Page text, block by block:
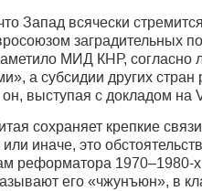
Запад всячески
заградительных
МИД КНР,
а субсидии других
выступая с докладом на
сохраняет крепкие
иначе, это
реформатора 1970–1980-
его «чжунъюн», в